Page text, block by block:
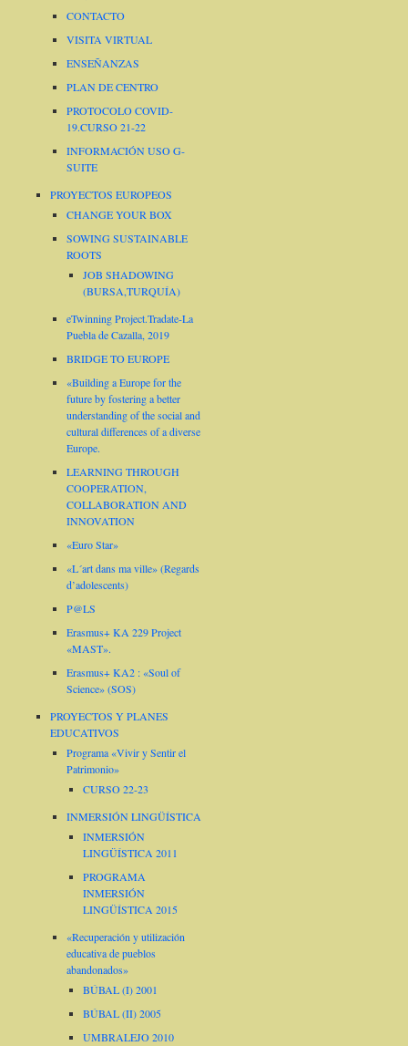
CONTACTO
VISITA VIRTUAL
ENSEÑANZAS
PLAN DE CENTRO
PROTOCOLO COVID-
19.CURSO 21-22
INFORMACIÓN USO G-
SUITE
PROYECTOS EUROPEOS
CHANGE YOUR BOX
SOWING SUSTAINABLE
ROOTS
JOB SHADOWING
(BURSA,TURQUÍA)
eTwinning Project.Tradate-La
Puebla de Cazalla, 2019
BRIDGE TO EUROPE
«Building a Europe for the
future by fostering a better
understanding of the social and
cultural differences of a diverse
Europe.
LEARNING THROUGH
COOPERATION,
COLLABORATION AND
INNOVATION
«Euro Star»
«L´art dans ma ville» (Regards
d’adolescents)
P@LS
Erasmus+ KA 229 Project
«MAST».
Erasmus+ KA2 : «Soul of
Science» (SOS)
PROYECTOS Y PLANES
EDUCATIVOS
Programa «Vivir y Sentir el
Patrimonio»
CURSO 22-23
INMERSIÓN LINGÜÍSTICA
INMERSIÓN
LINGÜÍSTICA 2011
PROGRAMA
INMERSIÓN
LINGÜÍSTICA 2015
«Recuperación y utilización
educativa de pueblos
abandonados»
BÚBAL (I) 2001
BÚBAL (II) 2005
UMBRALEJO 2010